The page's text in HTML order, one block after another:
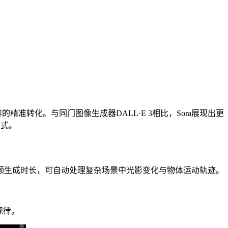
精准转化。与同门图像生成器DALL·E 3相比，Sora展现出更
。
成时长，可自动处理复杂场景中光影变化与物体运动轨迹。
。